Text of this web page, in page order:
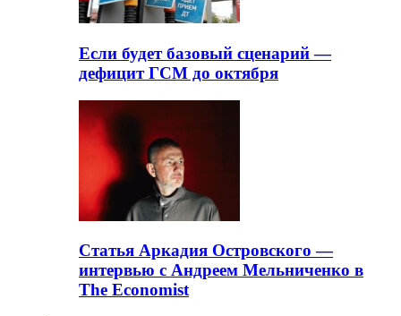
Если будет базовый сценарий —
дефицит ГСМ до октября
Статья Аркадия Островского —
интервью с Андреем Мельниченко в
The Economist